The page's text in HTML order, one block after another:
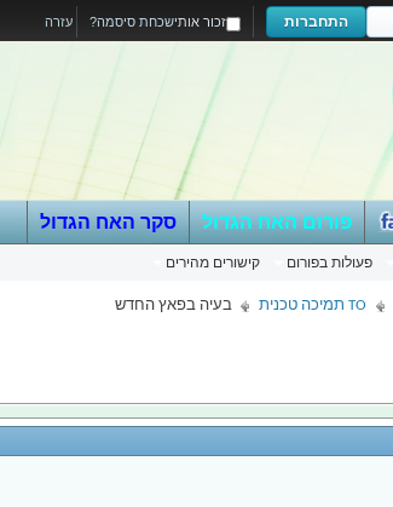
עזרה התחברות זכור אותישכחת סיסמה?
פעולות בפורום קישורים מהירים
פורום האח הגדול סקר האח הגדול
TO תמיכה טכנית בעיה בפאץ החדש